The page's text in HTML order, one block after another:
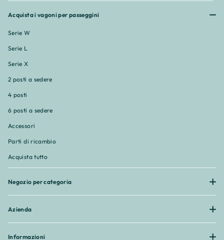
Acquista i vagoni per passeggini
Serie W
Serie L
Serie X
2 posti a sedere
4 posti
6 posti a sedere
Accessori
Parti di ricambio
Acquista tutto
Negozio per categoria
Azienda
Informazioni